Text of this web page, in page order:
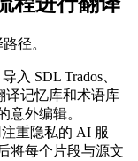
径。
入 SDL Trados、
译记忆库和术语库
意外编辑。
重隐私的 AI 服
将每个片段与源文